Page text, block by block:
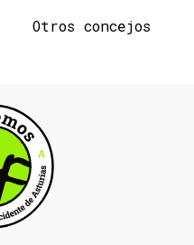
Otros concejos